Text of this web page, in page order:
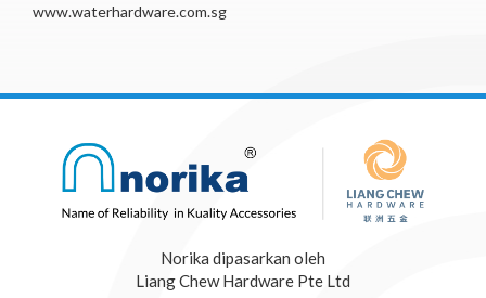
www.waterhardware.com.sg
Norika dipasarkan oleh
Liang Chew Hardware Pte Ltd